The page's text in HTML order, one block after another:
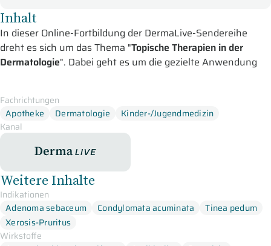
Inhalt
In dieser Online-Fortbildung der DermaLive-Sendereihe
dreht es sich um das Thema "Topische Therapien in der
Dermatologie". Dabei geht es um die gezielte Anwendung
Im ersten Beitrag befasst sich Prof. Thomas Dirschka mit
Magistralrezepturenund stellt diesenFertigarzneimitteln
gegenüber. Er beleuchtet zu Beginn die Propädeutik von
Fertigarzneimitteln und Individualrezepten und stellt diese
Magistral- und weiteren Rezepturen gegenüber. Sie
erfahren, welche Herstellungsvorschriften es gibt und wann
eine Rezeptur bzw. ein Fertigarzneimittel zu wählen ist.
Weitere Themen seines Vortrags sind die Haltbarkeit,
Mengenkalkulation, Kosten, Aufklärungspflicht und
Rezeptaufbau. Im Anschluss geht Prof. Dirschka näher auf
Fachrichtungen
Apotheke
Dermatologie
Kinder-/Jugendmedizin
Kanal
DermaLive
Weitere Inhalte
Indikationen
Adenoma sebaceum
Condylomata acuminata
Tinea pedum
Xerosis-Pruritus
Wirkstoffe